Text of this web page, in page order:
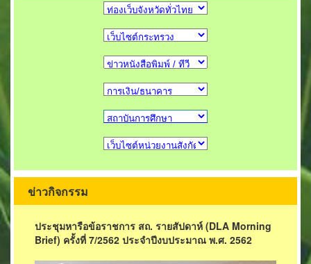
ข่าวกิจกรรม
ประชุมหารือข้อราชการ สถ. รายสัปดาห์ (DLA Morning
Brief) ครั้งที่ 7/2562 ประจำปีงบประมาณ พ.ศ. 2562